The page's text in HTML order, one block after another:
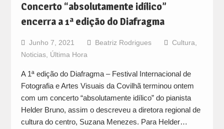
Concerto “absolutamente idílico”
encerra a 1ª edição do Diafragma
Junho 7, 2021 Beatriz Rodrigues Cultura
Noticias, Última Hora
A 1ª edição do Diafragma – Festival Internacional de
Fotografia e Artes Visuais da Covilhã terminou ontem
com um concerto “absolutamente idílico” do pianista
Helder Bruno, assim o descreveu a diretora regional de
cultura do centro, Suzana Menezes. Para Helder…